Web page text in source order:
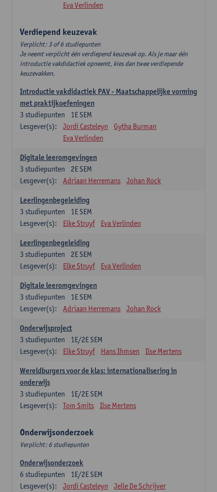
Eva Verlinden
Verdiepend keuzevak
Verplicht: 3 of 6 studiepunten
Je neemt verplicht één verdiepend keuzevak op. Als je maar één
introductie vakdidactiek opneemt, kies dan twee verdiepende
keuzevakken.
Introductie vakdidactiek PAV - Maatschappelijke vorming
met praktijkoefeningen
1E SEM
3 studiepunten
Lesgever(s):
Jordi Casteleyn
Gytha Burman
Eva Verlinden
Digitale leeromgevingen
2E SEM
3 studiepunten
Lesgever(s):
Adriaan Herremans Johan Rock
Leerlingenbegeleiding
1E SEM
3 studiepunten
Lesgever(s):
Elke Struyf Eva Verlinden
Leerlingenbegeleiding
2E SEM
3 studiepunten
Lesgever(s):
Elke Struyf Eva Verlinden
Digitale leeromgevingen
1E SEM
3 studiepunten
Lesgever(s):
Adriaan Herremans Johan Rock
Onderwijsproject
1E/2E SEM
3 studiepunten
Lesgever(s):
Elke Struyf Hans Ihmsen Ilse Mertens
Wereldburgers voor de klas: internationalisering in
onderwijs
1E/2E SEM
3 studiepunten
Lesgever(s):
Tom Smits Ilse Mertens
Onderwijsonderzoek
Verplicht: 6 studiepunten
Onderwijsonderzoek
1E/2E SEM
6 studiepunten
Lesgever(s):
Jordi Casteleyn Jelle De Schrijver